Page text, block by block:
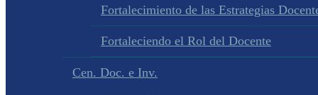
Fortalecimiento de las Estrategias
Fortaleciendo el Rol del Docente
Cen. Doc. e Inv.